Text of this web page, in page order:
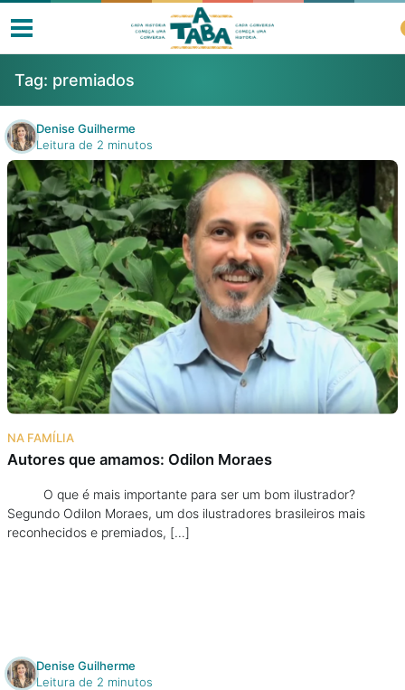
Livros
Resenhas
Clube de Leitores
Listas
Como ler?
Na escola
Na família
Colunas
Cursos On line
Tag: premiados
Denise Guilherme
Leitura de 2 minutos
NA FAMÍLIA
Autores que amamos: Odilon Moraes
O que é mais importante para ser um bom ilustrador?
Segundo Odilon Moraes, um dos ilustradores brasileiros mais
reconhecidos e premiados, […]
Denise Guilherme
Leitura de 2 minutos